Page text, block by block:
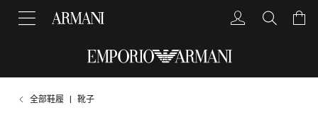
全部鞋履 靴子